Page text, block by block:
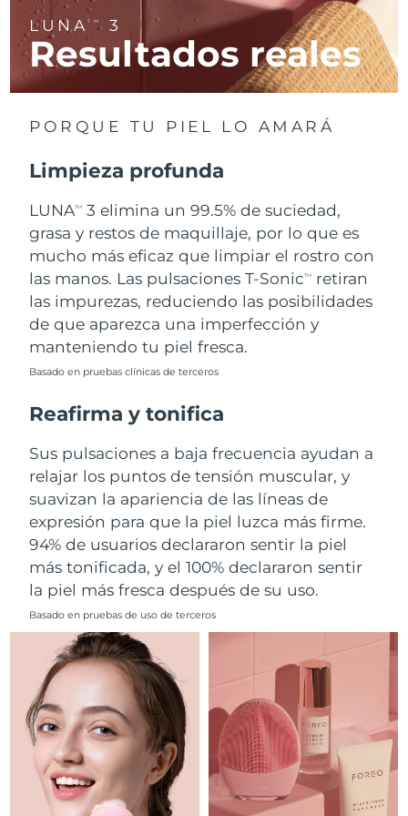
LUNATM 3
Resultados reales
PORQUE TU PIEL LO AMARÁ
Limpieza profunda
LUNATM
3 elimina un 99.5% de suciedad,
grasa y restos de maquillaje, por lo que es
mucho más eficaz que limpiar el rostro con
las manos. Las pulsaciones T-SonicTM
retiran
las impurezas, reduciendo las posibilidades
de que aparezca una imperfección y
manteniendo tu piel fresca.
Basado en pruebas clínicas de terceros
Reafirma y tonifica
Sus pulsaciones a baja frecuencia ayudan a
relajar los puntos de tensión muscular, y
suavizan la apariencia de las líneas de
expresión para que la piel luzca más firme.
94% de usuarios declararon sentir la piel
más tonificada, y el 100% declararon sentir
la piel más fresca después de su uso.
Basado en pruebas de uso de terceros
RAE de Macao
(China)
Entrega prevista8/11/26
Mónaco Entrega prevista8/10/26
Países Bajos Entrega prevista8/9/26
Nueva Zelanda Entrega prevista
Omán
Filipinas Entrega prevista 8/12/26
Polonia 8/10/26
Portugal Entrega prevista8/9/26
Puerto Rico Entrega prevista 8/11/26
Catar
Reunión Entrega prevista
Rumanía Entrega prevista
Rusia Entrega prevista 8/17/26
Arabia Saudí Entrega prevista 8/10/26